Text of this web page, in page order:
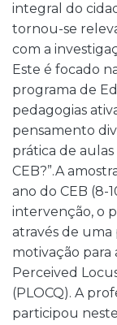
integral do
tornou-se
com a
Este é focado
programa de
pedagogias
pensamento
prática de aulas
CEB?”.A
ano do CEB (8-
intervenção, o
através de uma
motivação para
Perceived
(PLOCQ). A
participou